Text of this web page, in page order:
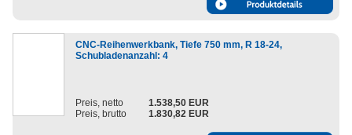
CNC-Reihenwerkbank, Tiefe 750 mm, R 18-24,
Schubladenanzahl: 4
Preis, netto
1.538,50 EUR
Preis, brutto
1.830,82 EUR